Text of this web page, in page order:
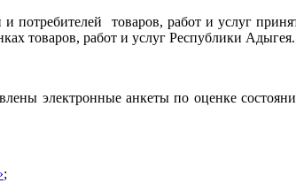
товаров, работ и услуг
товаров, работ и услуг Республики Адыгея.
электронные анкеты по оценке
;